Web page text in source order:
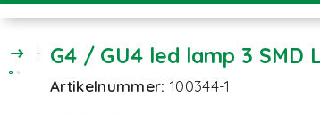
G4 / GU4 led lamp 3 SMD
Artikelnummer:100344-1